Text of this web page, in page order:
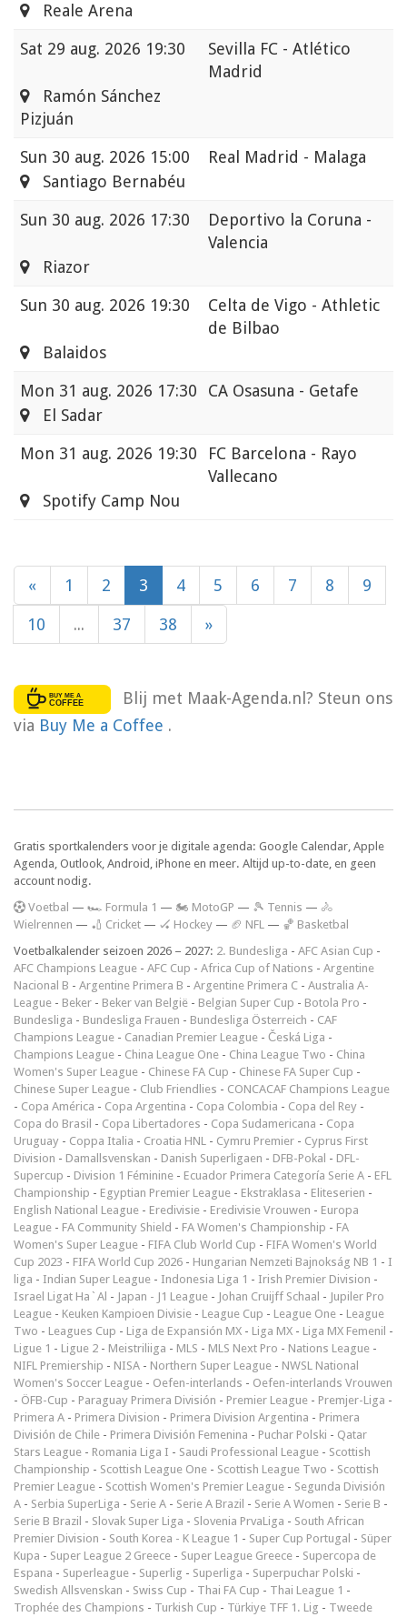
Reale Arena
Sat 29 aug. 2026 19:30
Sevilla FC - Atlético
Madrid
Ramón Sánchez
Pizjuán
Sun 30 aug. 2026 15:00
Real Madrid - Malaga
Santiago Bernabéu
Sun 30 aug. 2026 17:30
Deportivo la Coruna -
Valencia
Riazor
Sun 30 aug. 2026 19:30
Celta de Vigo - Athletic
de Bilbao
Balaidos
Mon 31 aug. 2026 17:30
CA Osasuna - Getafe
El Sadar
Mon 31 aug. 2026 19:30
FC Barcelona - Rayo
Vallecano
Spotify Camp Nou
« 1 2 3 4 5 6 7 8 9
10 ... 37 38 »
Blij met Maak-Agenda.nl? Steun ons
via Buy Me a Coffee .
Gratis sportkalenders voor je digitale agenda: Google Calendar, Apple
Agenda, Outlook, Android, iPhone en meer. Altijd up-to-date, en geen
account nodig.
Voetbal — 🏎️ Formula 1 — 🏍 MotoGP — 🎾 Tennis — 🚴
Wielrennen — 🏏 Cricket — 🏑 Hockey — 🏈 NFL — 🏀 Basketbal
Voetbalkalender seizoen 2026 – 2027: 2. Bundesliga - AFC Asian Cup -
AFC Champions League - AFC Cup - Africa Cup of Nations - Argentine
Nacional B - Argentine Primera B - Argentine Primera C - Australia A-
League - Beker - Beker van België - Belgian Super Cup - Botola Pro -
Bundesliga - Bundesliga Frauen - Bundesliga Österreich - CAF
Champions League - Canadian Premier League - Česká Liga -
Champions League - China League One - China League Two - China
Women's Super League - Chinese FA Cup - Chinese FA Super Cup -
Chinese Super League - Club Friendlies - CONCACAF Champions League
- Copa América - Copa Argentina - Copa Colombia - Copa del Rey -
Copa do Brasil - Copa Libertadores - Copa Sudamericana - Copa
Uruguay - Coppa Italia - Croatia HNL - Cymru Premier - Cyprus First
Division - Damallsvenskan - Danish Superligaen - DFB-Pokal - DFL-
Supercup - Division 1 Féminine - Ecuador Primera Categoría Serie A - EFL
Championship - Egyptian Premier League - Ekstraklasa - Eliteserien -
English National League - Eredivisie - Eredivisie Vrouwen - Europa
League - FA Community Shield - FA Women's Championship - FA
Women's Super League - FIFA Club World Cup - FIFA Women's World
Cup 2023 - FIFA World Cup 2026 - Hungarian Nemzeti Bajnokság NB 1 - I
liga - Indian Super League - Indonesia Liga 1 - Irish Premier Division -
Israel Ligat Ha`Al - Japan - J1 League - Johan Cruijff Schaal - Jupiler Pro
League - Keuken Kampioen Divisie - League Cup - League One - League
Two - Leagues Cup - Liga de Expansión MX - Liga MX - Liga MX Femenil -
Ligue 1 - Ligue 2 - Meistriliiga - MLS - MLS Next Pro - Nations League -
NIFL Premiership - NISA - Northern Super League - NWSL National
Women's Soccer League - Oefen-interlands - Oefen-interlands Vrouwen
- ÖFB-Cup - Paraguay Primera División - Premier League - Premjer-Liga -
Primera A - Primera Division - Primera Division Argentina - Primera
División de Chile - Primera División Femenina - Puchar Polski - Qatar
Stars League - Romania Liga I - Saudi Professional League - Scottish
Championship - Scottish League One - Scottish League Two - Scottish
Premier League - Scottish Women's Premier League - Segunda División
A - Serbia SuperLiga - Serie A - Serie A Brazil - Serie A Women - Serie B -
Serie B Brazil - Slovak Super Liga - Slovenia PrvaLiga - South African
Premier Division - South Korea - K League 1 - Super Cup Portugal - Süper
Kupa - Super League 2 Greece - Super League Greece - Supercopa de
Espana - Superleague - Superlig - Superliga - Superpuchar Polski -
Swedish Allsvenskan - Swiss Cup - Thai FA Cup - Thai League 1 -
Trophée des Champions - Turkish Cup - Türkiye TFF 1. Lig - Tweede